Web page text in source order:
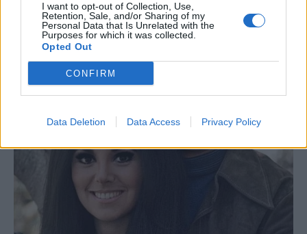
I want to opt-out of Collection, Use,
Retention, Sale, and/or Sharing of my
Personal Data that Is Unrelated with the
Purposes for which it was collected.
Opted Out
CONFIRM
Data Deletion Data Access Privacy Policy